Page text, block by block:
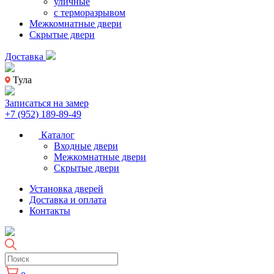
с терморазрывом
Межкомнатные двери
Скрытые двери
Доставка
Тула
Записаться на замер
+7 (952) 189-89-49
Каталог
Входные двери
Межкомнатные двери
Скрытые двери
Установка дверей
Доставка и оплата
Контакты